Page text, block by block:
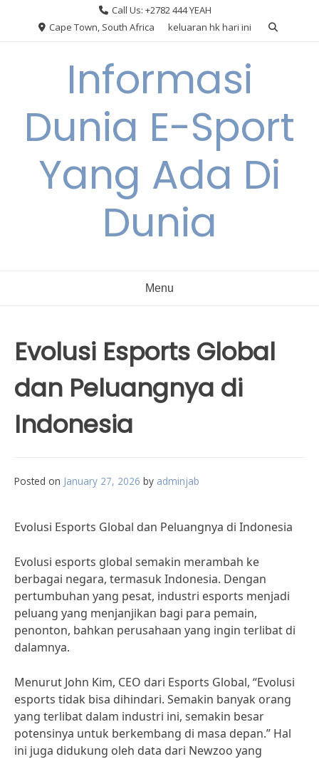
Call Us: +2782 444 YEAH
Cape Town, South Africa
keluaran hk hari ini
Informasi
Dunia E-Sport
Yang Ada Di
Dunia
Menu
Evolusi Esports Global
dan Peluangnya di
Indonesia
Posted on January 27, 2026 by adminjab
Evolusi Esports Global dan Peluangnya di Indonesia
Evolusi esports global semakin merambah ke
berbagai negara, termasuk Indonesia. Dengan
pertumbuhan yang pesat, industri esports menjadi
peluang yang menjanjikan bagi para pemain,
penonton, bahkan perusahaan yang ingin terlibat di
dalamnya.
Menurut John Kim, CEO dari Esports Global, “Evolusi
esports tidak bisa dihindari. Semakin banyak orang
yang terlibat dalam industri ini, semakin besar
potensinya untuk berkembang di masa depan.” Hal
ini juga didukung oleh data dari Newzoo yang